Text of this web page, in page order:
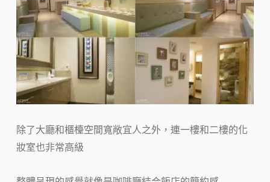
除了大廳和櫃檯空間寬敞宜人之外，連一樓和二樓的化
妝室也非常高級